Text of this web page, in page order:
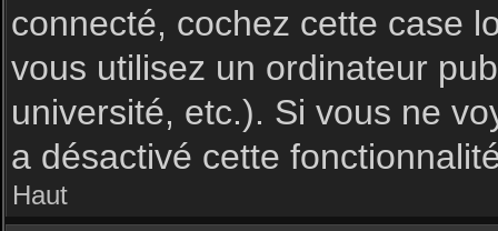
connecté, cochez cette case
vous utilisez un ordinateur
université, etc.). Si vous ne
a désactivé cette
Haut